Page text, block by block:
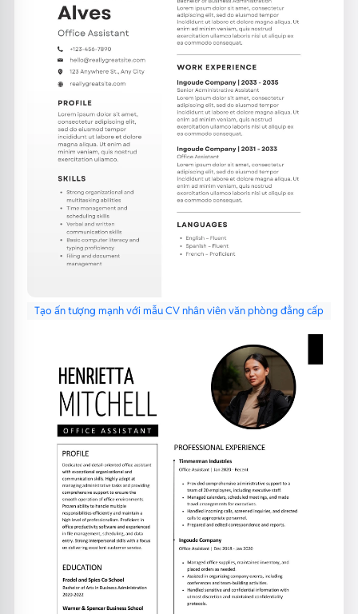
Tạo ấn tượng mạnh với mẫu CV nhân viên văn phòng đẳng cấp